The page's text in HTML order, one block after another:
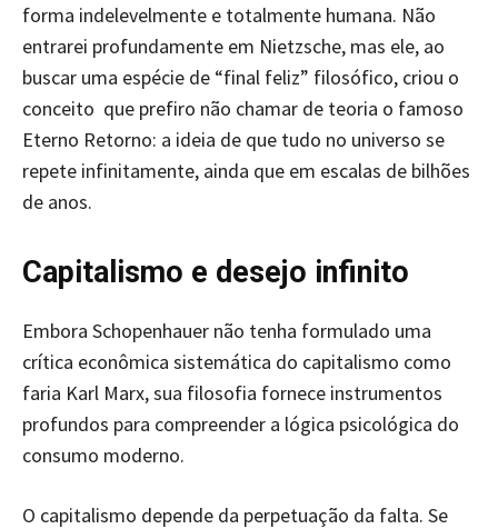
forma indelevelmente e totalmente humana. Não
entrarei profundamente em Nietzsche, mas ele, ao
buscar uma espécie de “final feliz” filosófico, criou o
conceito que prefiro não chamar de teoria o famoso
Eterno Retorno: a ideia de que tudo no universo se
repete infinitamente, ainda que em escalas de bilhões
de anos.
Capitalismo e desejo infinito
Embora Schopenhauer não tenha formulado uma
crítica econômica sistemática do capitalismo como
faria Karl Marx, sua filosofia fornece instrumentos
profundos para compreender a lógica psicológica do
consumo moderno.
O capitalismo depende da perpetuação da falta. Se